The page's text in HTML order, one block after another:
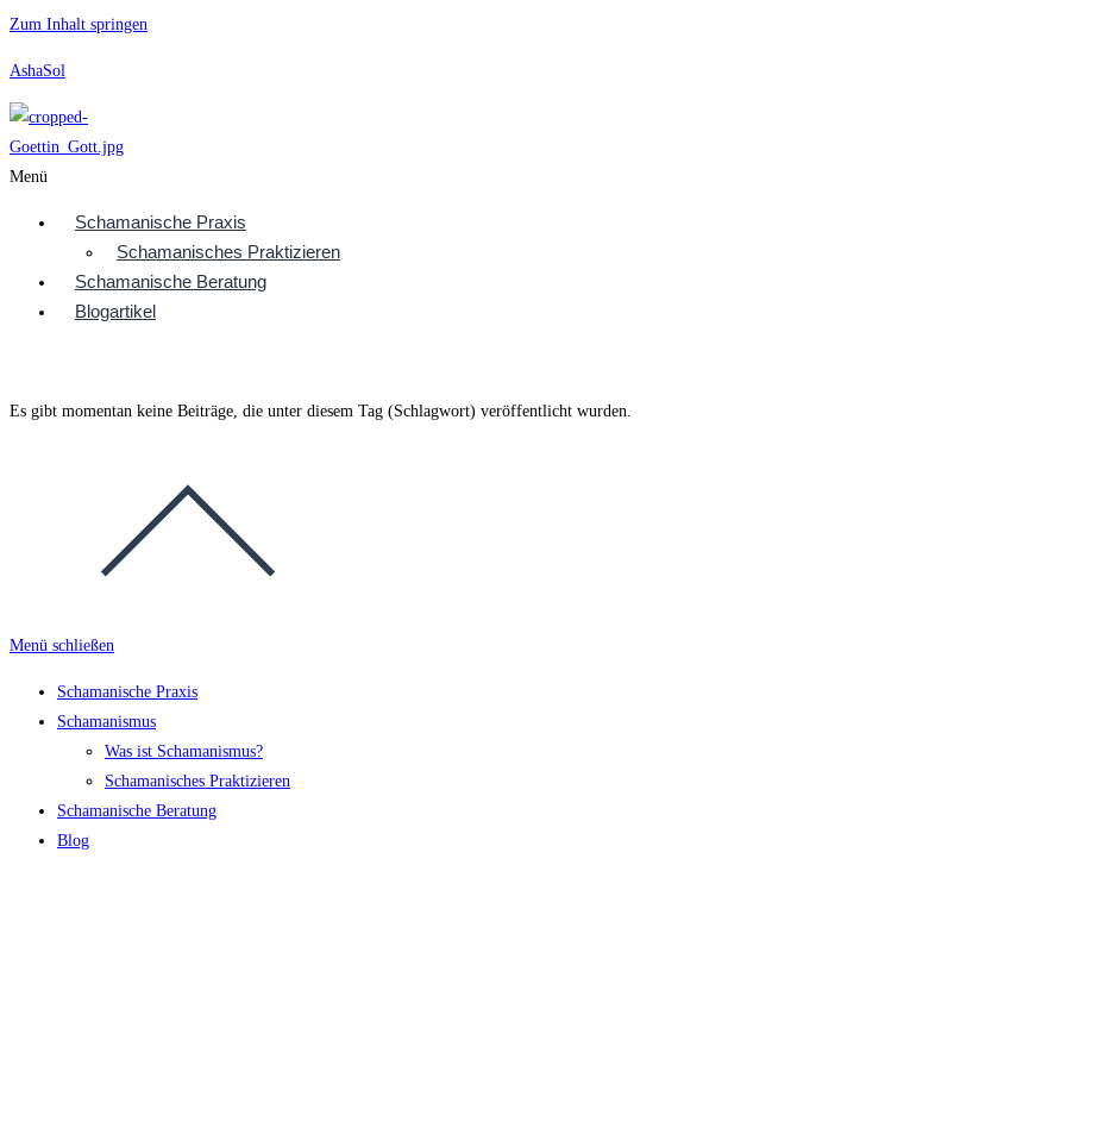
Zum Inhalt springen
AshaSol
Menü
Schamanische Praxis
Schamanisches Praktizieren
Schamanische Beratung
Blogartikel
Es gibt momentan keine Beiträge, die unter diesem Tag (Schlagwort) veröffentlicht wurden.
Menü schließen
Schamanische Praxis
Schamanismus
Was ist Schamanismus?
Schamanisches Praktizieren
Schamanische Beratung
Blog